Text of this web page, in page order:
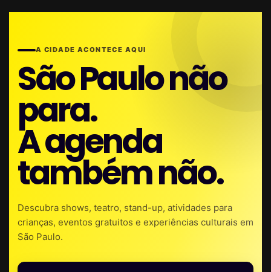
A CIDADE ACONTECE AQUI
São Paulo não
para.
A agenda
também não.
Descubra shows, teatro, stand-up, atividades para
crianças, eventos gratuitos e experiências culturais em
São Paulo.